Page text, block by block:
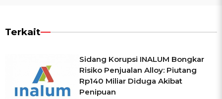
Terkait
Sidang Korupsi INALUM Bongkar
Risiko Penjualan Alloy: Piutang
Rp140 Miliar Diduga Akibat
Penipuan